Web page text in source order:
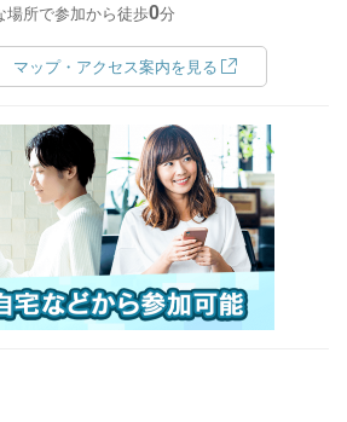
場所で参加から徒歩0分
マップ・アクセス案内を見る